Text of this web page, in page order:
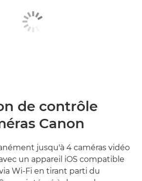
de contrôle
Canon
jusqu'à 4 caméras vidéo
un appareil iOS compatible
Wi-Fi en tirant parti du